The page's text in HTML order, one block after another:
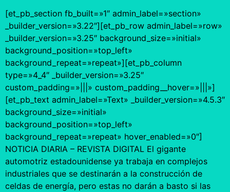
[et_pb_section fb_built=»1″ admin_label=»section»
_builder_version=»3.22″][et_pb_row admin_label=»row»
_builder_version=»3.25″ background_size=»initial»
background_position=»top_left»
background_repeat=»repeat»][et_pb_column
type=»4_4″ _builder_version=»3.25″
custom_padding=»|||» custom_padding__hover=»|||»]
[et_pb_text admin_label=»Text» _builder_version=»4.5.3″
background_size=»initial»
background_position=»top_left»
background_repeat=»repeat» hover_enabled=»0″]
NOTICIA DIARIA – REVISTA DIGITAL El gigante
automotriz estadounidense ya trabaja en complejos
industriales que se destinarán a la construcción de
celdas de energía, pero estas no darán a basto si las